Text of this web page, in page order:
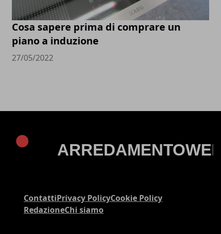
Cosa sapere prima di comprare un
piano a induzione
27/05/2022
ContattiPrivacy PolicyCookie Policy
RedazioneChi siamo